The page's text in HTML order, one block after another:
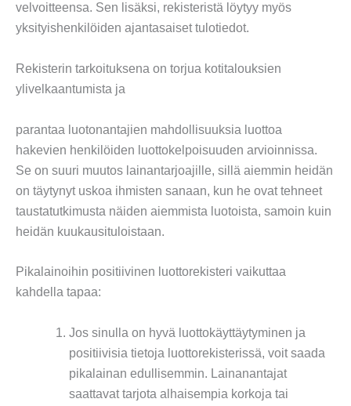
velvoitteensa. Sen lisäksi, rekisteristä löytyy myös
yksityishenkilöiden ajantasaiset tulotiedot.
Rekisterin tarkoituksena on torjua kotitalouksien
ylivelkaantumista ja
parantaa luotonantajien mahdollisuuksia luottoa
hakevien henkilöiden luottokelpoisuuden arvioinnissa.
Se on suuri muutos lainantarjoajille, sillä aiemmin heidän
on täytynyt uskoa ihmisten sanaan, kun he ovat tehneet
taustatutkimusta näiden aiemmista luotoista, samoin kuin
heidän kuukausituloistaan.
Pikalainoihin positiivinen luottorekisteri vaikuttaa
kahdella tapaa:
Jos sinulla on hyvä luottokäyttäytyminen ja
positiivisia tietoja luottorekisterissä, voit saada
pikalainan edullisemmin. Lainanantajat
saattavat tarjota alhaisempia korkoja tai